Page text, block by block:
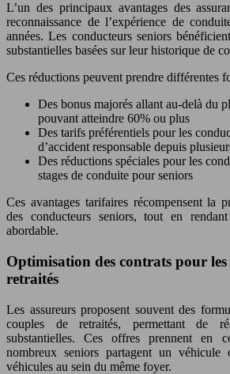
L’un des principaux avantages des
reconnaissance de l’expérience de
années. Les conducteurs seniors
substantielles basées sur leur historique de
Ces réductions peuvent prendre différentes
Des bonus majorés allant au-delà du
pouvant atteindre 60% ou plus
Des tarifs préférentiels pour les
d’accident responsable depuis
Des réductions spéciales pour les
stages de conduite pour seniors
Ces avantages tarifaires récompensent la
des conducteurs seniors, tout en
abordable.
Optimisation des contrats pour les
retraités
Les assureurs proposent souvent des
couples de retraités, permettant de
substantielles. Ces offres prennent en
nombreux seniors partagent un véhicule
véhicules au sein du même foyer.